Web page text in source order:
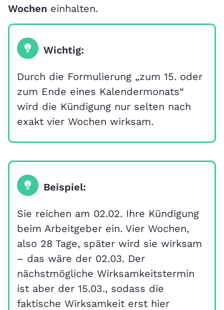
Wochen einhalten.
Wichtig:
Durch die Formulierung „zum 15. oder
zum Ende eines Kalendermonats“
wird die Kündigung nur selten nach
exakt vier Wochen wirksam.
Beispiel:
Sie reichen am 02.02. Ihre Kündigung
beim Arbeitgeber ein. Vier Wochen,
also 28 Tage, später wird sie wirksam
– das wäre der 02.03. Der
nächstmögliche Wirksamkeitstermin
ist aber der 15.03., sodass die
faktische Wirksamkeit erst hier